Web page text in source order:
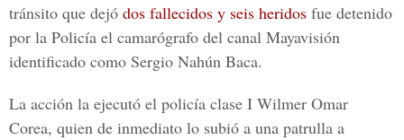
tránsito que dejó dos fallecidos y seis heridos fue detenido
por la Policía el camarógrafo del canal Mayavisión
identificado como Sergio Nahún Baca.
La acción la ejecutó el policía clase I Wilmer Omar
Corea, quien de inmediato lo subió a una patrulla a